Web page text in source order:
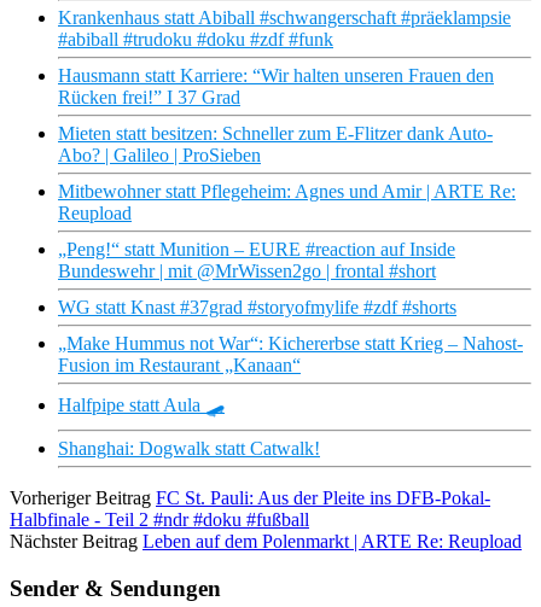
Krankenhaus statt Abiball #schwangerschaft #präeklampsie
#abiball #trudoku #doku #zdf #funk
Hausmann statt Karriere: “Wir halten unseren Frauen den
Rücken frei!” I 37 Grad
Mieten statt besitzen: Schneller zum E-Flitzer dank Auto-
Abo? | Galileo | ProSieben
Mitbewohner statt Pflegeheim: Agnes und Amir | ARTE Re:
Reupload
„Peng!“ statt Munition – EURE #reaction auf Inside
Bundeswehr | mit @MrWissen2go | frontal #short
WG statt Knast #37grad #storyofmylife #zdf #shorts
„Make Hummus not War“: Kichererbse statt Krieg – Nahost-
Fusion im Restaurant „Kanaan“
Halfpipe statt Aula 🛹
Shanghai: Dogwalk statt Catwalk!
Vorheriger Beitrag FC St. Pauli: Aus der Pleite ins DFB-Pokal-
Halbfinale - Teil 2 #ndr #doku #fußball
Nächster Beitrag Leben auf dem Polenmarkt | ARTE Re: Reupload
Sender & Sendungen